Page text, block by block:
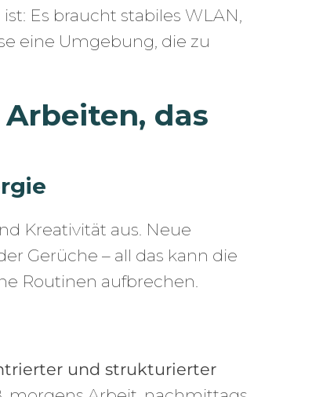
Es braucht stabiles WLAN,
eine Umgebung, die zu
das
Kreativität aus. Neue
Gerüche – all das kann die
Routinen aufbrechen.
und strukturierter